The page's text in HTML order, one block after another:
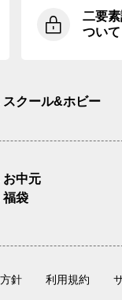
二要
ついて
スクール&ホビー
お中元
福袋
針 利用規約